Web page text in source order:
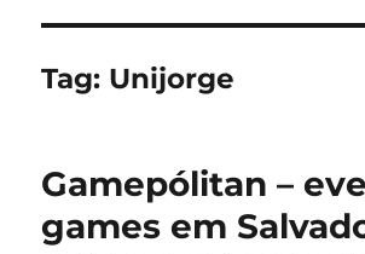
Tag: Unijorge
Gamepólitan –
games em